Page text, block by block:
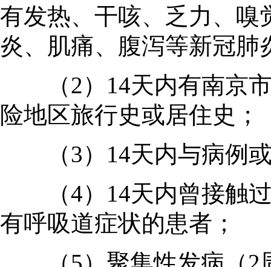
有发热、干咳、乏力、嗅
炎、肌痛、腹泻等新冠肺
（2）14天内有南京市
险地区旅行史或居住史；
（3）14天内与病例或
（4）14天内曾接触过
有呼吸道症状的患者；